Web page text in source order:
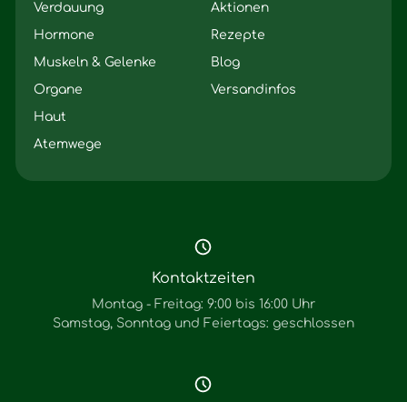
Verdauung
Hormone
Muskeln & Gelenke
Organe
Haut
Atemwege
Aktionen
Rezepte
Blog
Versandinfos
Kontaktzeiten
Montag - Freitag: 9:00 bis 16:00 Uhr
Samstag, Sonntag und Feiertags: geschlossen